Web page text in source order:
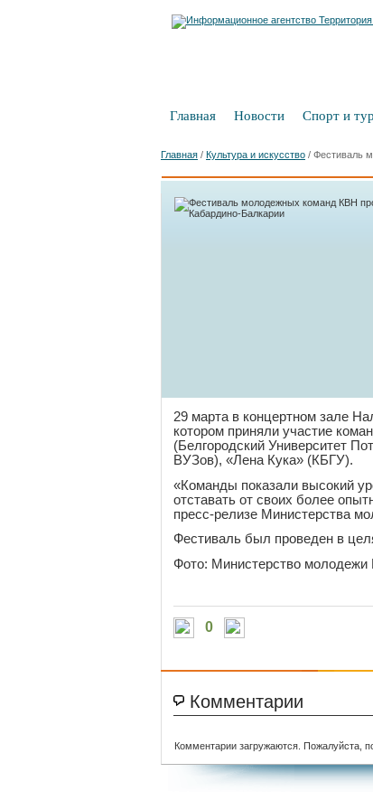
Главная Новости Спорт и
Главная / Культура и искусство / Фестиваль
29 марта в концертном зале
котором приняли участие
(Белгородский Университет
ВУЗов), «Лена Кука» (КБГУ).
«Команды показали высокий
отставать от своих более
пресс-релизе Министерства
Фестиваль был проведен в
Фото: Министерство
0
Комментарии
Комментарии загружаются. Пожалуйста,